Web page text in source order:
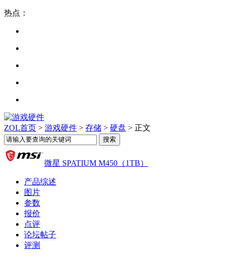
热点：
ZOL首页 > 游戏硬件 > 存储 > 硬盘 > 正文
微星 SPATIUM M450（1TB）
产品综述
图片
参数
报价
点评
论坛帖子
评测